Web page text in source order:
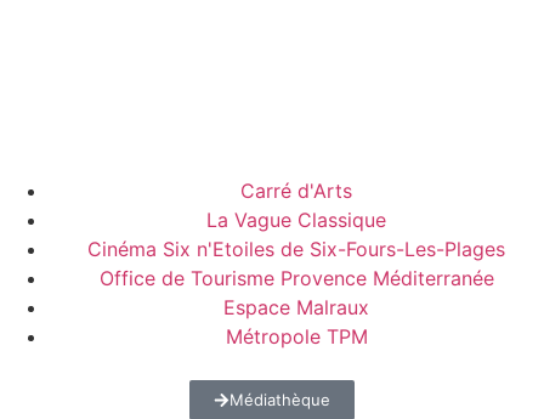
Carré d'Arts
La Vague Classique
Cinéma Six n'Etoiles de Six-Fours-Les-Plages
Office de Tourisme Provence Méditerranée
Espace Malraux
Métropole TPM
Médiathèque